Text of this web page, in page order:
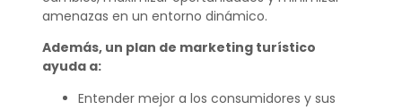
amenazas en un entorno dinámico.
Además, un plan de marketing turístico
ayuda a:
Entender mejor a los consumidores y sus